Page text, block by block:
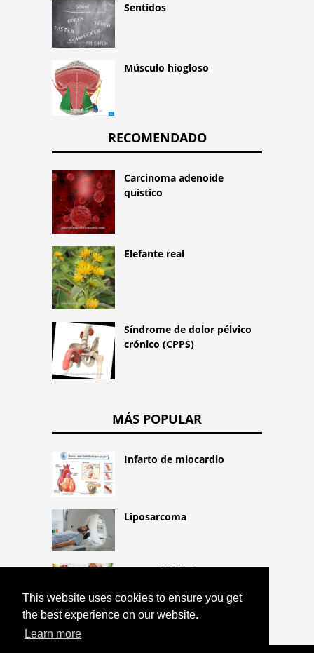
This website uses cookies to ensure you get
the best experience on our website.
Learn more
Sentidos
Músculo hiogloso
RECOMENDADO
Carcinoma adenoide
quístico
Elefante real
Síndrome de dolor pélvico
crónico (CPPS)
MÁS POPULAR
Infarto de miocardio
Liposarcoma
La encefalitis japonesa